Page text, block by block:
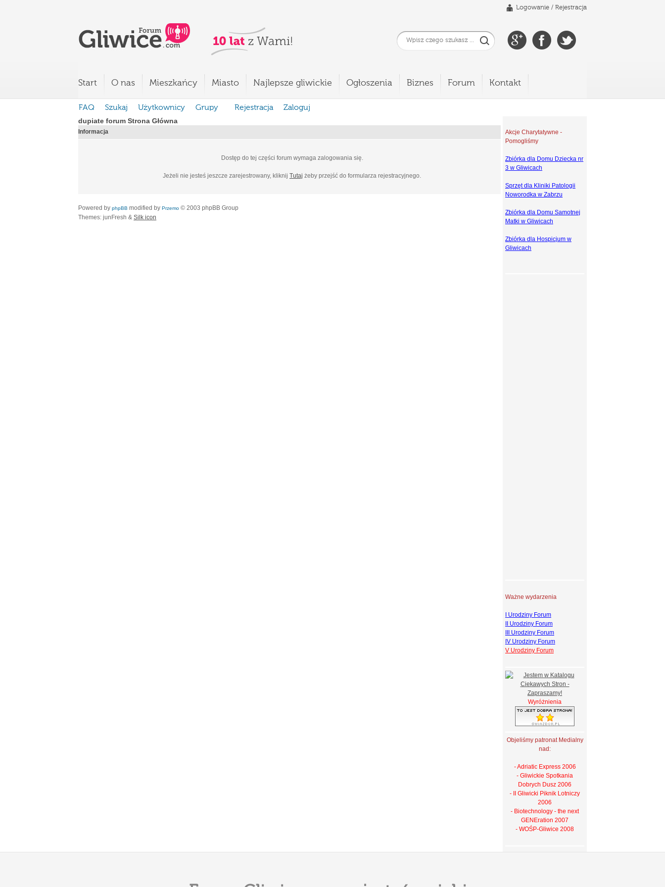
Logowanie / Rejestracja
Start O nas Mieszkańcy Miasto Najlepsze gliwickie Ogłoszenia Biznes Forum Kontakt
FAQ Szukaj Użytkownicy Grupy Rejestracja
Zaloguj
dupiate forum Strona Główna
Informacja
Dostęp do tej części forum wymaga zalogowania się.
Jeżeli nie jesteś jeszcze zarejestrowany, kliknij Tutaj żeby przejść do formularza rejestracyjnego.
Powered by phpBB modified by Przemo © 2003 phpBB Group
Themes: junFresh & Silk icon
Akcje Charytatywne -
Pomogliśmy
Zbiórka dla Domu Dziecka nr
3 w Gliwicach
Sprzęt dla Kliniki Patologii
Noworodka w Zabrzu
Zbiórka dla Domu Samotnej
Matki w Gliwicach
Zbiórka dla Hospicjum w
Gliwicach
Ważne wydarzenia
I Urodziny Forum
II Urodziny Forum
III Urodziny Forum
IV Urodziny Forum
V Urodziny Forum
Wyróżnienia
Objeliśmy patronat Medialny
nad:
- Adriatic Express 2006
- Gliwickie Spotkania
Dobrych Dusz 2006
- II Gliwicki Piknik Lotniczy
2006
- Biotechnology - the next
GENEration 2007
- WOŚP-Gliwice 2008